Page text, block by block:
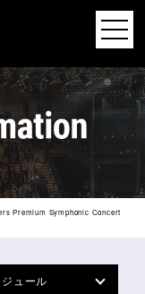
Premium Symphonic Concert
ュール